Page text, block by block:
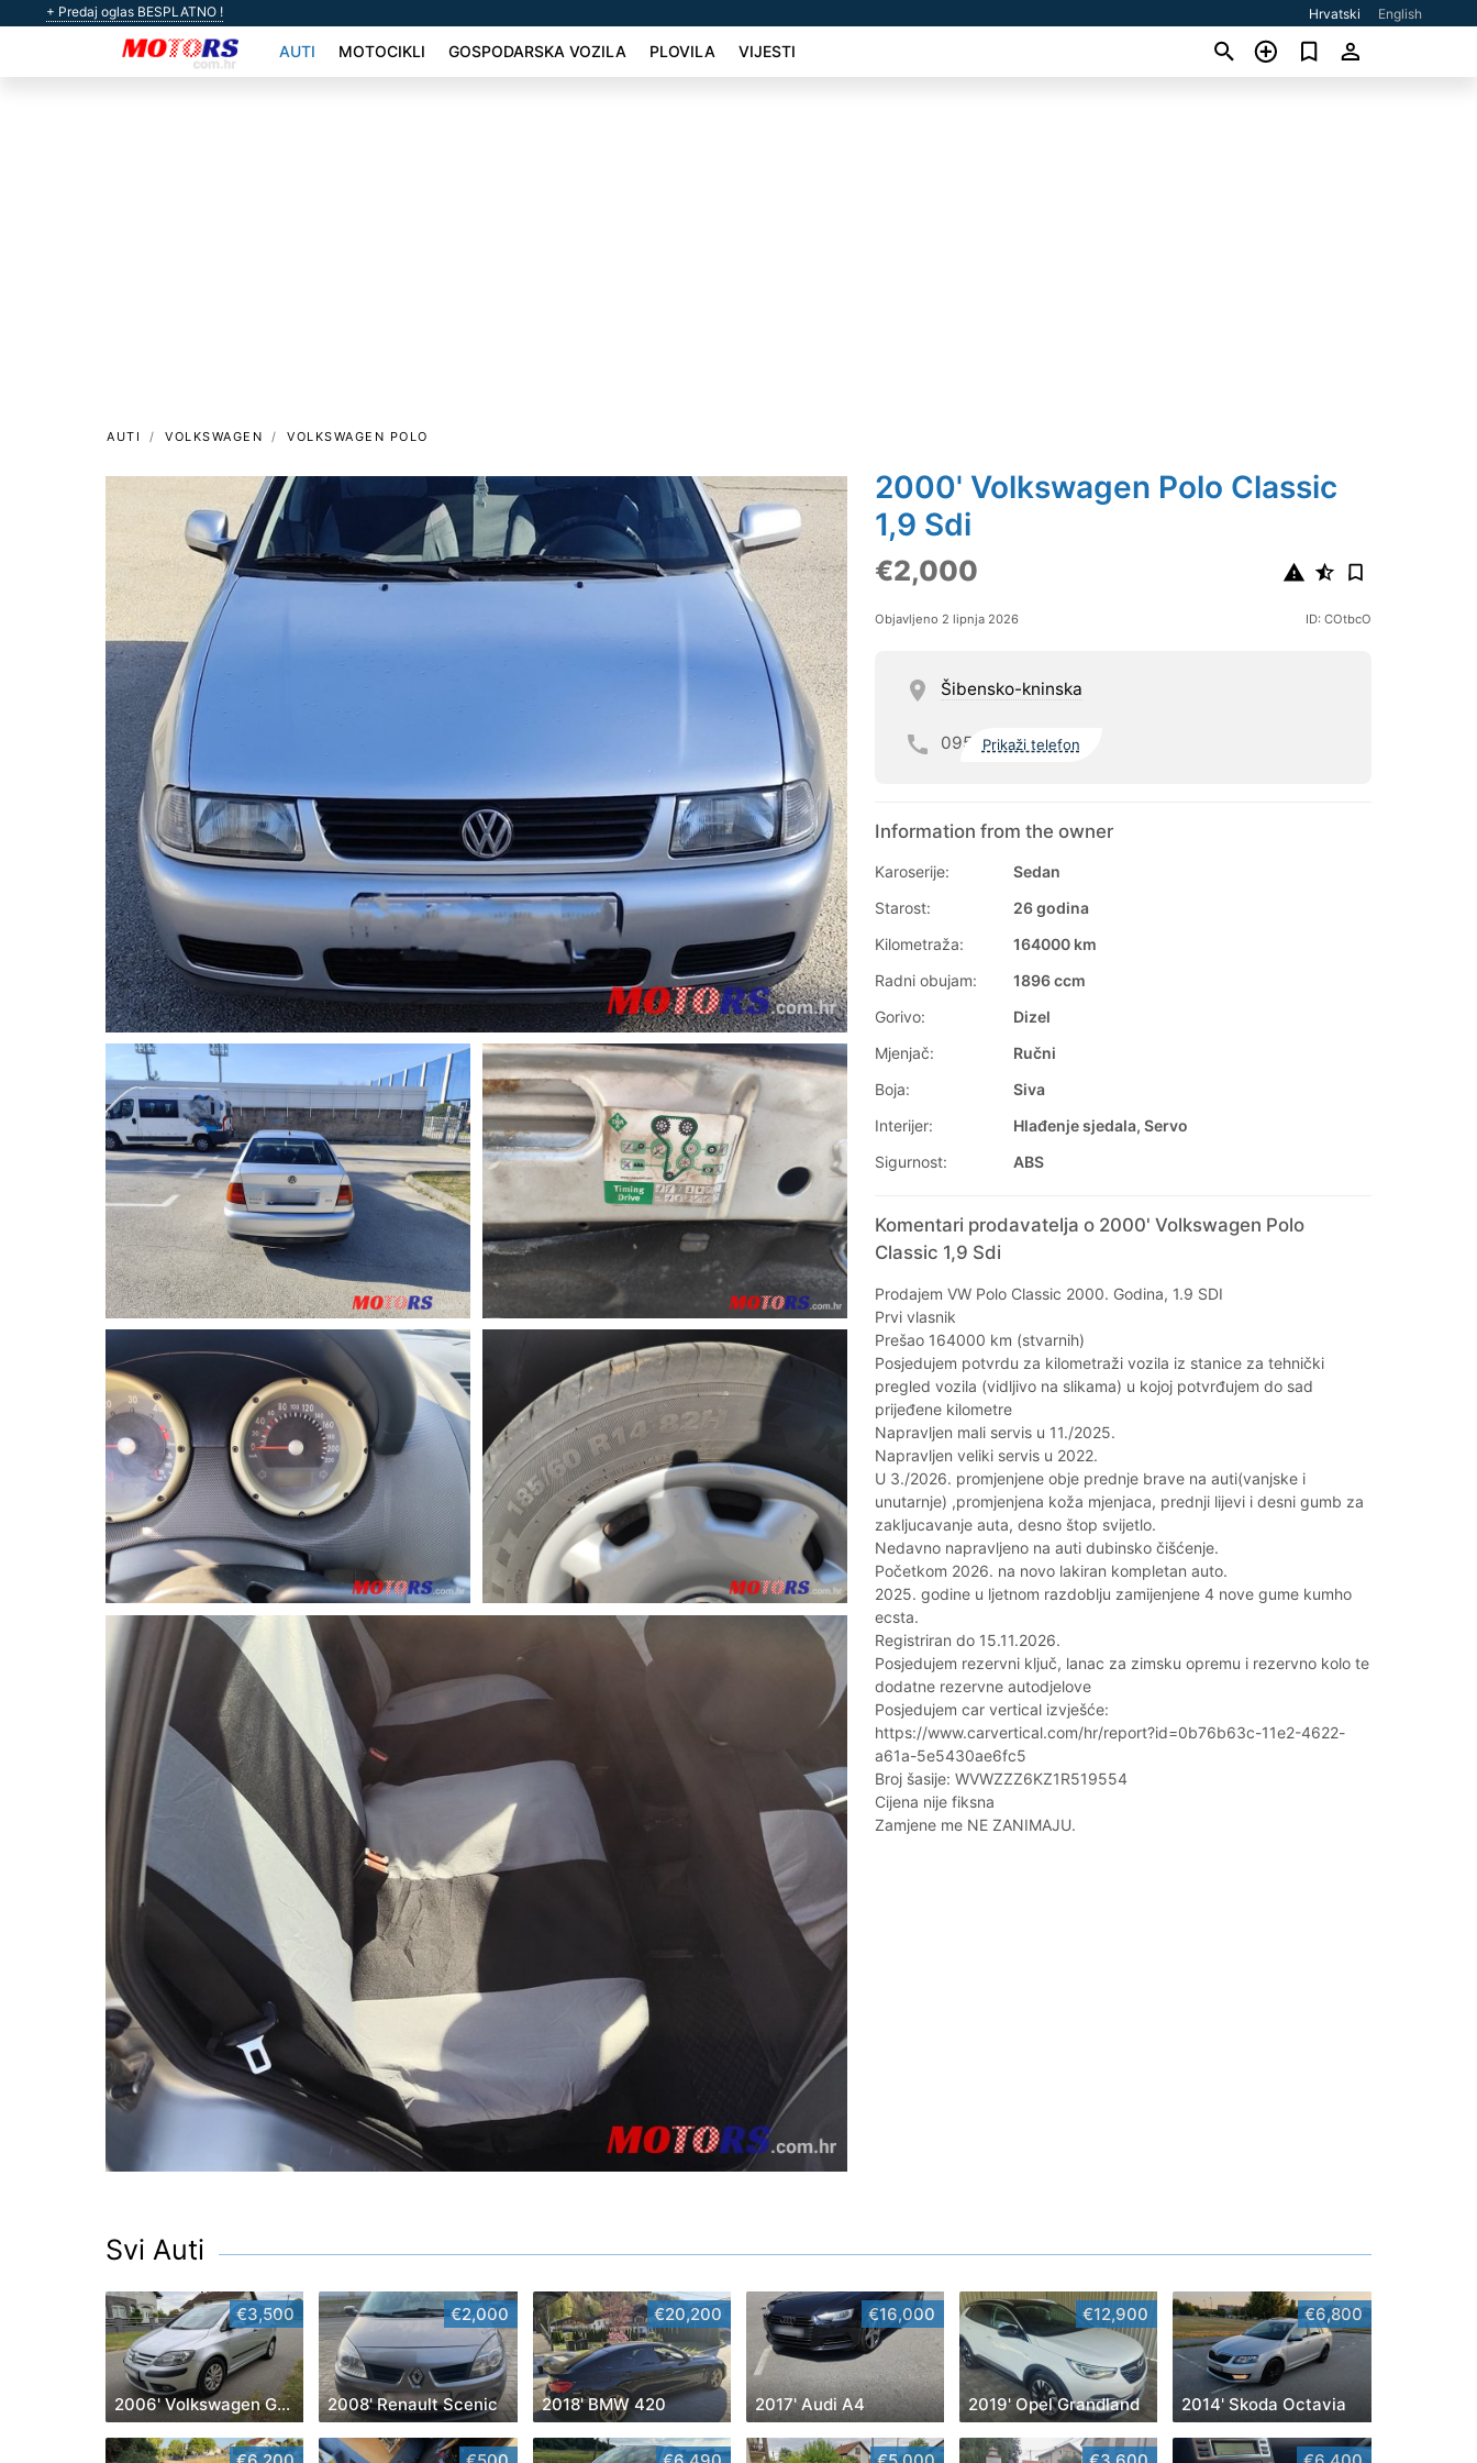
+ Predaj oglas BESPLATNO ! Hrvatski English
AUTI MOTOCIKLI GOSPODARSKA VOZILA PLOVILA VIJESTI
AUTI VOLKSWAGEN VOLKSWAGEN POLO
2000' Volkswagen Polo Classic
1,9 Sdi
€2,000
Objavljeno 2 lipnja 2026 ID: COtbcO
Šibensko-kninska
095 Prikaži telefon
Information from the owner
Karoserije:
Sedan
Starost:
26 godina
Kilometraža:
164000 km
Radni obujam:
1896 ccm
Gorivo:
Dizel
Mjenjač:
Ručni
Boja:
Siva
Interijer:
Hlađenje sjedala, Servo
Sigurnost:
ABS
Komentari prodavatelja o 2000' Volkswagen Polo
Classic 1,9 Sdi
Prodajem VW Polo Classic 2000. Godina, 1.9 SDI
Prvi vlasnik
Prešao 164000 km (stvarnih)
Posjedujem potvrdu za kilometraži vozila iz stanice za tehnički
pregled vozila (vidljivo na slikama) u kojoj potvrđujem do sad
prijeđene kilometre
Napravljen mali servis u 11./2025.
Napravljen veliki servis u 2022.
U 3./2026. promjenjene obje prednje brave na auti(vanjske i
unutarnje) ,promjenjena koža mjenjaca, prednji lijevi i desni gumb za
zakljucavanje auta, desno štop svijetlo.
Nedavno napravljeno na auti dubinsko čišćenje.
Početkom 2026. na novo lakiran kompletan auto.
2025. godine u ljetnom razdoblju zamijenjene 4 nove gume kumho
ecsta.
Registriran do 15.11.2026.
Posjedujem rezervni ključ, lanac za zimsku opremu i rezervno kolo te
dodatne rezervne autodjelove
Posjedujem car vertical izvješće:
https://www.carvertical.com/hr/report?id=0b76b63c-11e2-4622-
a61a-5e5430ae6fc5
Broj šasije: WVWZZZ6KZ1R519554
Cijena nije fiksna
Zamjene me NE ZANIMAJU.
Svi Auti
€3,500
2006' Volkswagen Golf Plus
€2,000
2008' Renault Scenic
€20,200
2018' BMW 420
€16,000
2017' Audi A4
€12,900
2019' Opel Grandland
€6,800
2014' Skoda Octavia